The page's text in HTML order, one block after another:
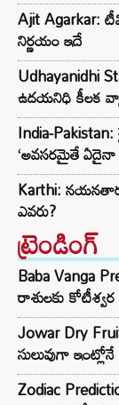
Ajit Agarkar:
నిర్ణయం ఇదే
Udhayanidhi
ఉదయనిధి కీలక
India-
‘అవసరమైతే ఏదైనా
Karthi:
ఎవరు?
ట్రెండింగ్‌
Baba Vanga
రాశులకు
Jowar Dry
సులువుగా
Zodiac